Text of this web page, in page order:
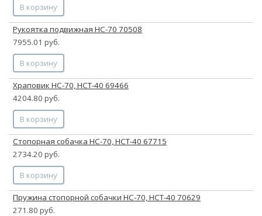
В корзину
Рукоятка подвижная НС-70 70508
7955.01 руб.
В корзину
Храповик НС-70, НСТ-40 69466
4204.80 руб.
В корзину
Стопорная собачка НС-70, НСТ-40 67715
2734.20 руб.
В корзину
Пружина стопорной собачки НС-70, НСТ-40 70629
271.80 руб.